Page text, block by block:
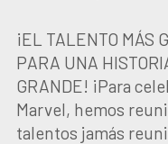
¡EL TALENTO MÁS
PARA UNA
GRANDE! ¡Para
Marvel, hemos
talentos jamás